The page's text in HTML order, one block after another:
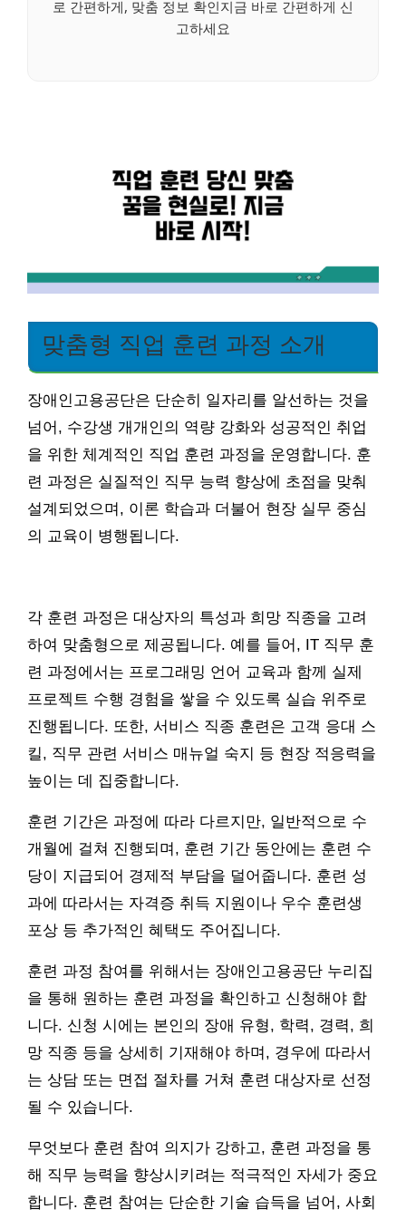
로 간편하게, 맞춤 정보 확인지금 바로 간편하게 신
고하세요
맞춤형 직업 훈련 과정 소개
장애인고용공단은 단순히 일자리를 알선하는 것을
넘어, 수강생 개개인의 역량 강화와 성공적인 취업
을 위한 체계적인 직업 훈련 과정을 운영합니다. 훈
련 과정은 실질적인 직무 능력 향상에 초점을 맞춰
설계되었으며, 이론 학습과 더불어 현장 실무 중심
의 교육이 병행됩니다.
각 훈련 과정은 대상자의 특성과 희망 직종을 고려
하여 맞춤형으로 제공됩니다. 예를 들어, IT 직무 훈
련 과정에서는 프로그래밍 언어 교육과 함께 실제
프로젝트 수행 경험을 쌓을 수 있도록 실습 위주로
진행됩니다. 또한, 서비스 직종 훈련은 고객 응대 스
킬, 직무 관련 서비스 매뉴얼 숙지 등 현장 적응력을
높이는 데 집중합니다.
훈련 기간은 과정에 따라 다르지만, 일반적으로 수
개월에 걸쳐 진행되며, 훈련 기간 동안에는 훈련 수
당이 지급되어 경제적 부담을 덜어줍니다. 훈련 성
과에 따라서는 자격증 취득 지원이나 우수 훈련생
포상 등 추가적인 혜택도 주어집니다.
훈련 과정 참여를 위해서는 장애인고용공단 누리집
을 통해 원하는 훈련 과정을 확인하고 신청해야 합
니다. 신청 시에는 본인의 장애 유형, 학력, 경력, 희
망 직종 등을 상세히 기재해야 하며, 경우에 따라서
는 상담 또는 면접 절차를 거쳐 훈련 대상자로 선정
될 수 있습니다.
무엇보다 훈련 참여 의지가 강하고, 훈련 과정을 통
해 직무 능력을 향상시키려는 적극적인 자세가 중요
합니다. 훈련 참여는 단순한 기술 습득을 넘어, 사회